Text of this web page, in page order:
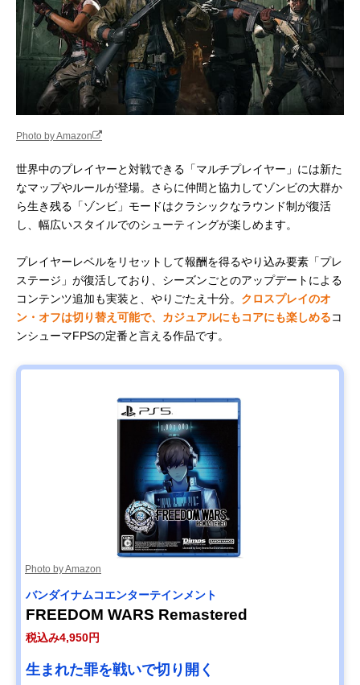
Photo by Amazon
世界中のプレイヤーと対戦できる「マルチプレイヤー」には新た
なマップやルールが登場。さらに仲間と協力してゾンビの大群か
ら生き残る「ゾンビ」モードはクラシックなラウンド制が復活
し、幅広いスタイルでのシューティングが楽しめます。
プレイヤーレベルをリセットして報酬を得るやり込み要素「プレ
ステージ」が復活しており、シーズンごとのアップデートによる
コンテンツ追加も実装と、やりごたえ十分。 クロスプレイのオ
ン・オフは切り替え可能で、カジュアルにもコアにも楽しめるコ
ンシューマFPSの定番と言える作品です。
Photo by Amazon
バンダイナムコエンターテインメント
FREEDOM WARS Remastered
税込み4,950円
生まれた罪を戦いで切り開く